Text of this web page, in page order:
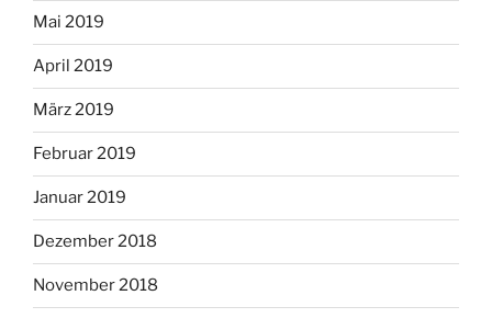
Mai 2019
April 2019
März 2019
Februar 2019
Januar 2019
Dezember 2018
November 2018